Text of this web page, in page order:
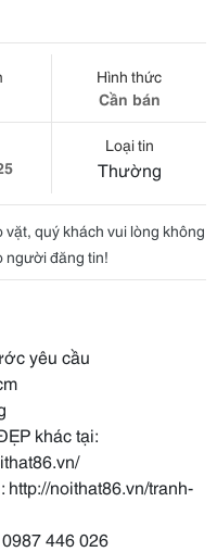
Hình thức
Cần bán
Loại tin
Thường
quý khách vui lòng không
người đăng tin!
yêu cầu
khác tại:
http://noithat86.vn/tranh-
446 026